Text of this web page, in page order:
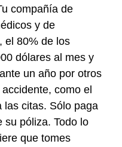
compañía de
y de
el 80% de los
dólares al mes y
un año por otros
como el
las citas. Sólo paga
su póliza. Todo lo
que tomes